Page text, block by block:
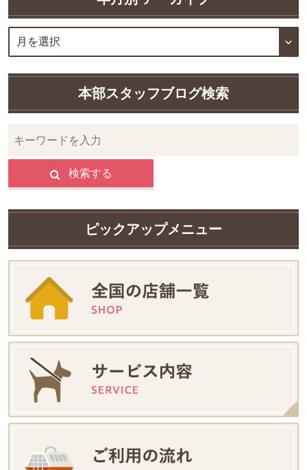
本部スタッフブログ検索
検索する
ピックアップメニュー